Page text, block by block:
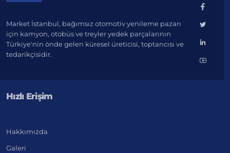
Market İstanbul, bağımsız otomotiv yenileme pazarı
için kamyon, otobüs ve treyler yedek parçalarının
Türkiye'nin önde gelen küresel üreticisi, toptancısı ve
tedarikçisidir.
Hızlı Erişim
Hakkımızda
Galeri